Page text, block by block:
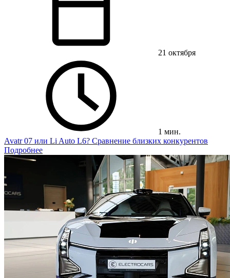
21 октября
1 мин.
Avatr 07 или Li Auto L6? Сравнение близких конкурентов
Подробнее